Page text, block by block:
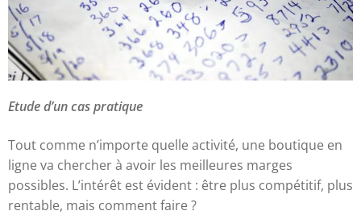
Etude d’un cas pratique
Tout comme n’importe quelle activité, une boutique en
ligne va chercher à avoir les meilleures marges
possibles. L’intérêt est évident : être plus compétitif, plus
rentable, mais comment faire ?